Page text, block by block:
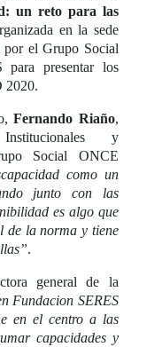
un reto para las
en la sede
el Grupo Social
presentar los
2020.
Fernando Riaño,
y
Social ONCE
como un
junto con las
es algo que
de la norma y tiene
.
general de la
Fundacion SERES
en el centro a las
capacidades y